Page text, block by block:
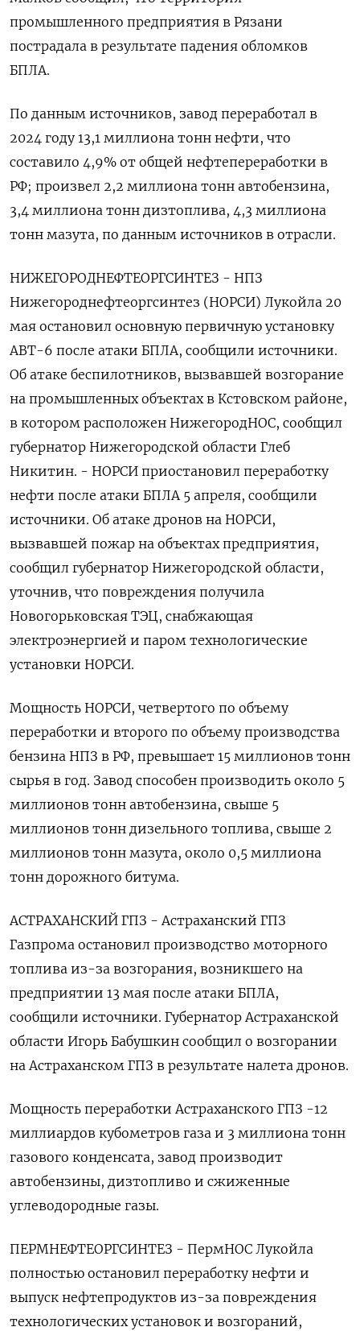
промышленного предприятия в Рязани
пострадала в результате падения обломков
БПЛА.
По данным источников, завод переработал в
2024 году 13,1 миллиона тонн нефти, что
составило 4,9% от общей нефтепереработки в
РФ; произвел 2,2 миллиона тонн автобензина,
3,4 миллиона тонн дизтоплива, 4,3 миллиона
тонн мазута, по данным источников в отрасли.
НИЖЕГОРОДНЕФТЕОРГСИНТЕЗ - НПЗ
Нижегороднефтеоргсинтез (НОРСИ) Лукойла 20
мая остановил основную первичную установку
АВТ-6 после атаки БПЛА, сообщили источники.
Об атаке беспилотников, вызвавшей возгорание
на промышленных объектах в Кстовском районе,
в котором расположен НижегородНОС, сообщил
губернатор Нижегородской области Глеб
Никитин. - НОРСИ приостановил переработку
нефти после атаки БПЛА 5 апреля, сообщили
источники. Об атаке дронов на НОРСИ,
вызвавшей пожар на объектах предприятия,
сообщил губернатор Нижегородской области,
уточнив, что повреждения получила
Новогорьковская ТЭЦ, снабжающая
электроэнергией и паром технологические
установки НОРСИ.
Мощность НОРСИ, четвертого по объему
переработки и второго по объему производства
бензина НПЗ в РФ, превышает ‌15 миллионов тонн
сырья в год. Завод способен производить около 5
миллионов тонн автобензина, свыше 5
миллионов тонн дизельного топлива, свыше 2
миллионов тонн мазута, около 0,5 миллиона
тонн дорожного битума.
АСТРАХАНСКИЙ ГПЗ - Астраханский ГПЗ
Газпрома остановил производство моторного
топлива из-за возгорания, возникшего на
предприятии 13 мая после атаки БПЛА,
сообщили источники. Губернатор Астраханской
области Игорь Бабушкин сообщил о возгорании
на Астраханском ГПЗ в результате налета дронов.
Мощность переработки Астраханского ГПЗ -12
миллиардов кубометров газа и 3 миллиона тонн
газового конденсата, завод производит
автобензины, дизтопливо и сжиженные
углеводородные газы.
ПЕРМНЕФТЕОРГСИНТЕЗ - ПермНОС Лукойла
полностью остановил переработку нефти и
выпуск нефтепродуктов из-за повреждения
технологических установок и возгораний,